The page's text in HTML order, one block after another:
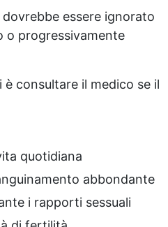
essere ignorato
o progressivamente
consultare il medico se il
quotidiana
abbondante
i rapporti sessuali